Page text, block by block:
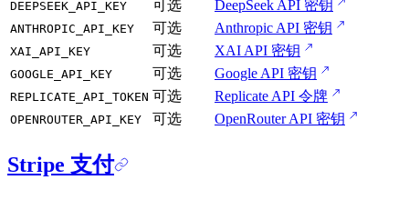
DEEPSEEK_API_KEY 可选 DeepSeek API 密钥
ANTHROPIC_API_KEY 可选 Anthropic API 密钥
XAI_API_KEY 可选 XAI API 密钥
GOOGLE_API_KEY 可选 Google API 密钥
REPLICATE_API_TOKEN 可选 Replicate API 令牌
OPENROUTER_API_KEY 可选 OpenRouter API 密钥
Stripe 支付